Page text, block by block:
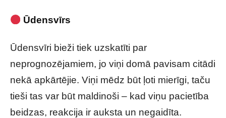
Ūdensvīrs
Ūdensvīri bieži tiek uzskatīti par
neprognozējamiem, jo viņi domā pavisam citādi
nekā apkārtējie. Viņi mēdz būt ļoti mierīgi, taču
tieši tas var būt maldinoši – kad viņu pacietība
beidzas, reakcija ir auksta un negaidīta.